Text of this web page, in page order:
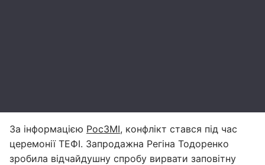
За інформацією РосЗМІ, конфлікт стався під час
церемонії ТЕФІ. Запродажна Регіна Тодоренко
зробила відчайдушну спробу вирвати заповітну